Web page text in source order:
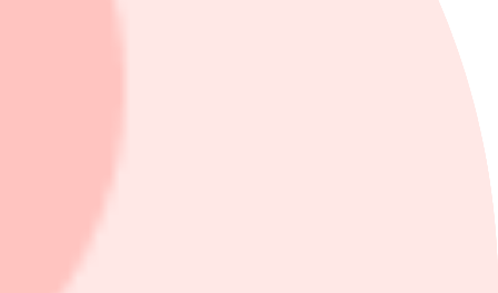
så kallade Gravitation-chip för att stödja sina AI-agenter och